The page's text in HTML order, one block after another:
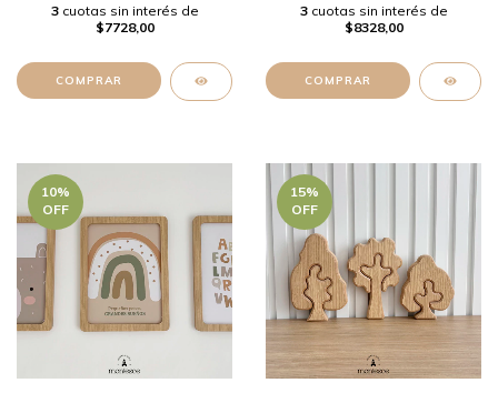
3cuotas sin interés de
$7728,00
COMPRAR
3cuotas sin interés de
$8328,00
10%
OFF
15%
OFF